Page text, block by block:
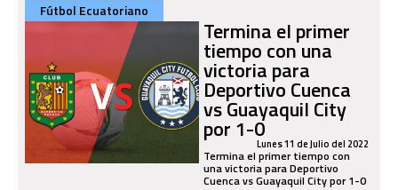
Fútbol Ecuatoriano
Termina el primer
tiempo con una
victoria para
Deportivo Cuenca
vs Guayaquil City
por 1-0Lunes 11 de Julio del 2022
Termina el primer tiempo con
una victoria para Deportivo
Cuenca vs Guayaquil City por 1-0